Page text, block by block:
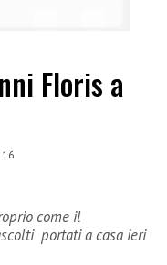
Floris a
come il
portati a casa ieri